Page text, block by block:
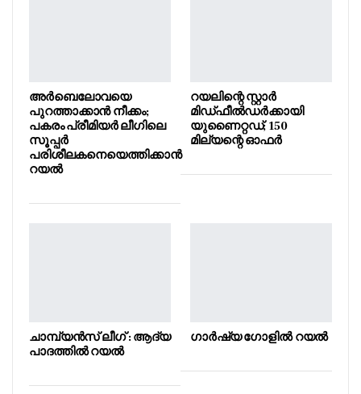
അർബെലോവയെ
പുറത്താക്കാൻ നീക്കം;
പകരം പ്രീമിയർ ലീഗിലെ
സൂപ്പർ
പരിശീലകനെയെത്തിക്കാൻ
റയൽ
റയലിന്റെ സ്റ്റാർ
മിഡ്ഫീൽഡർക്കായി
യുണൈറ്റഡ്; 150
മില്യന്റെ ഓഫർ
ചാമ്പ്യൻസ് ലീഗ് : ആദ്യ
പാദത്തിൽ റയൽ
ഗാർഷ്യ ഗോളിൽ റയൽ